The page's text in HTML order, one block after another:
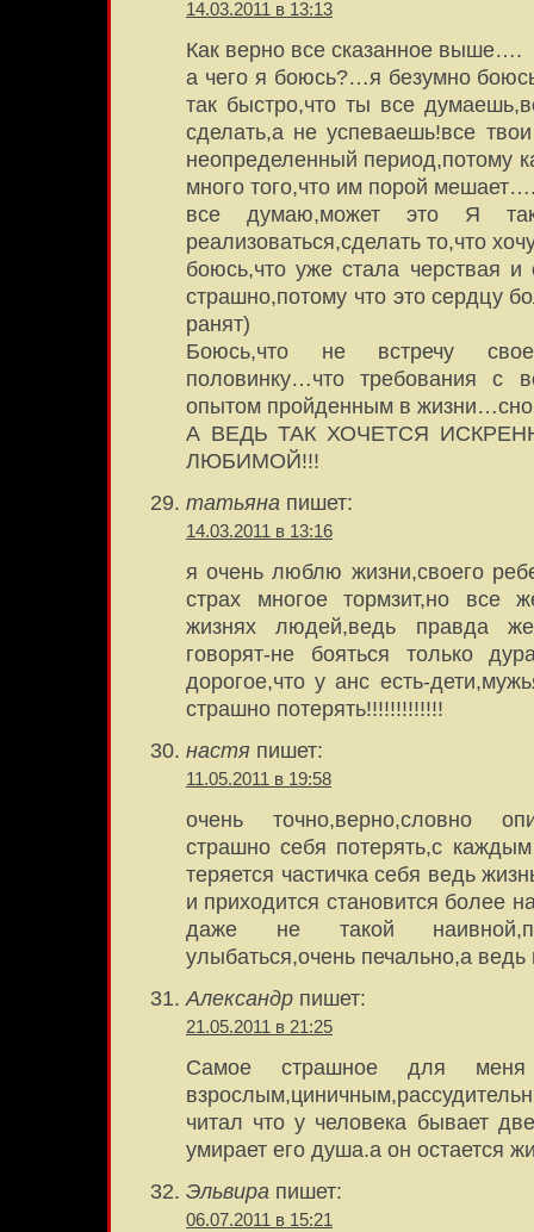
14.03.2011 в 13:13
Как верно все сказанное выше….
а чего я боюсь?…я безумно
так быстро,что ты все
сделать,а не успеваешь!все
неопределенный период,потому
много того,что им порой
все думаю,может это Я
реализоваться,сделать то,что
боюсь,что уже стала черствая и
страшно,потому что это сердцу
ранят)
Боюсь,что не встречу
половинку…что требования с
опытом пройденным в
А ВЕДЬ ТАК ХОЧЕТСЯ
ЛЮБИМОЙ!!!
татьяна пишет:
14.03.2011 в 13:16
я очень люблю жизни,своего
страх многое тормзит,но все
жизнях людей,ведь правда
говорят-не бояться только
дорогое,что у анс есть-
страшно потерять!!!!!!!!!!!!!
настя пишет:
11.05.2011 в 19:58
очень точно,верно,словно
страшно себя потерять,с
теряется частичка себя ведь
и приходится становится более
даже не такой
улыбаться,очень печально,а
Александр пишет:
21.05.2011 в 21:25
Самое страшное для
читал что у человека бывает
умирает его душа.а он остается
Эльвира пишет:
06.07.2011 в 15:21